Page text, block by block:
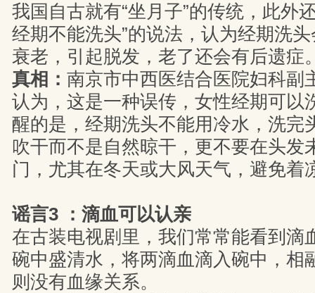
我国自古就有“坐月子”的传统，此外
经期不能洗头”的说法，认为经期洗
衰老，引起脱发，老了还会有后遗症
真相： 南京市中西医结合医院妇科副
认为，这是一种误传，女性经期可以
醒的是，经期洗头不能用冷水，洗完
吹干而不是自然晾干，更不要在头发
门，尤其在冬天或大风天气，避免着
谣言3 ：滴血可以认亲
在古装电视剧里，我们常常能看到滴
碗中盛清水，将两滴血滴入碗中，相
则没有血缘关系。